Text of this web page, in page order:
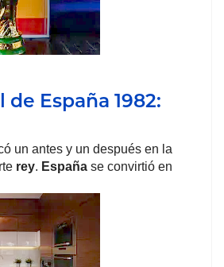
de España 1982:
un antes y un después en la
rey. España se convirtió en